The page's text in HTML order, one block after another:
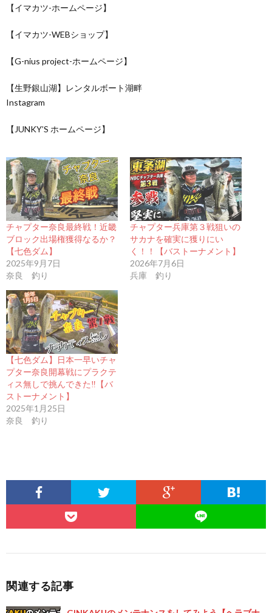
【イマカツ-ホームページ】
【イマカツ-WEBショップ】
【G-nius project-ホームページ】
【生野銀山湖】レンタルボート湖畔
Instagram
【JUNKY’S ホームページ】
チャプター奈良最終戦！近畿
ブロック出場権獲得なるか？
【七色ダム】
2025年9月7日
奈良 釣り
チャプター兵庫第３戦狙いの
サカナを確実に獲りにい
く！！【バストーナメント】
2026年7月6日
兵庫 釣り
【七色ダム】日本一早いチャ
プター奈良開幕戦にプラクテ
ィス無しで挑んできた‼︎【バ
ストーナメント】
2025年1月25日
奈良 釣り
関連する記事